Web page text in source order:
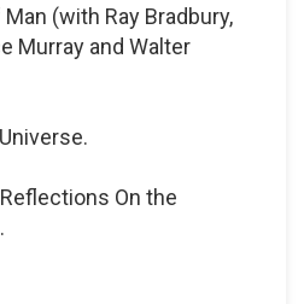
(with Ray Bradbury,
Murray and Walter
On the